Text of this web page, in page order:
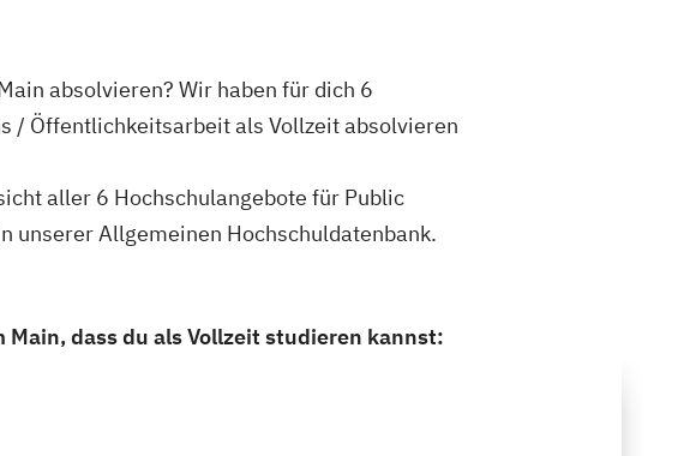
absolvieren? Wir haben für dich 6
/ Öffentlichkeitsarbeit als Vollzeit absolvieren
aller 6 Hochschulangebote für Public
unserer Allgemeinen Hochschuldatenbank.
dass du als Vollzeit studieren kannst: